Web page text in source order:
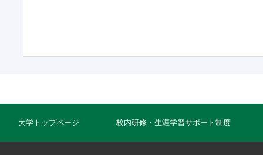
大学トップページ 校内研修・生涯学習サポート制度